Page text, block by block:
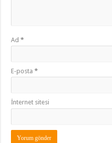
Ad*
E-posta*
İnternet sitesi